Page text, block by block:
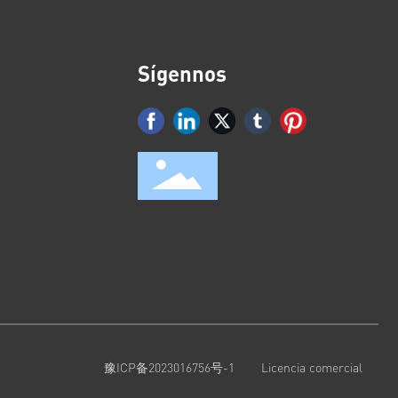
Sígennos
豫ICP备2023016756号-1 Licencia comercial